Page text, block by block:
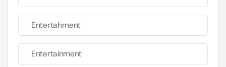
Entertahrnent
Entertainment